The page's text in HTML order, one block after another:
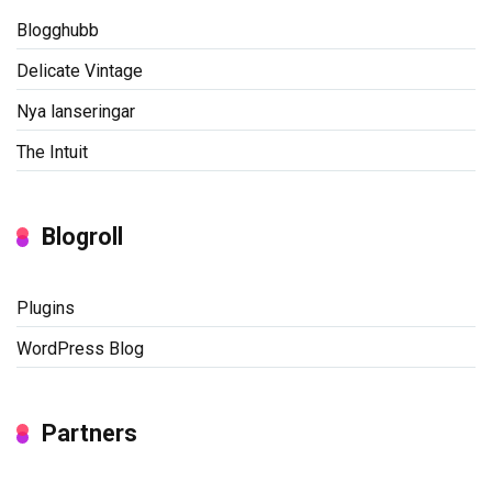
Blogghubb
Delicate Vintage
Nya lanseringar
The Intuit
Blogroll
Plugins
WordPress Blog
Partners